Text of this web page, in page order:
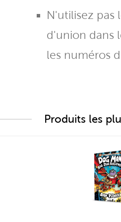
N'utilisez pas
d'union dans
les numéros
Produits les